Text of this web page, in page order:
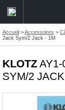
Accueil >Accessoires >
Jack Sym/2 Jack - 1M
KLOTZ
SYM/2